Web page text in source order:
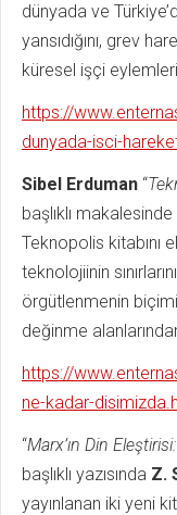
dünyada ve
yansıdığını, grev
küresel işçi
https://
dunyada-isci-
Sibel Erduman “
başlıklı makalesinde
Teknopolis kitabını
teknolojiinin
örgütlenmenin
değinme
https://
ne-kadar-
“Marx’ın Din
başlıklı yazısında Z.
yayınlanan iki yeni